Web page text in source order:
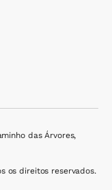
das Árvores,
os direitos reservados.